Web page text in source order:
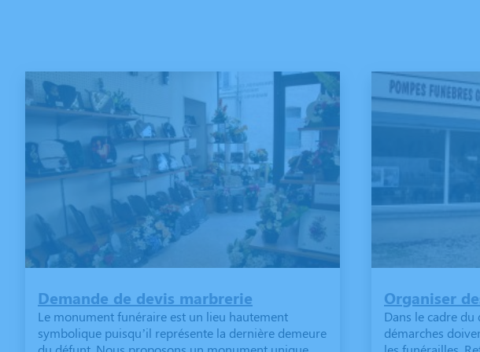
Demande de devis marbrerie
Le monument funéraire est un lieu hautement
symbolique puisqu’il représente la dernière demeure
Organiser
Dans le cadre du
démarches